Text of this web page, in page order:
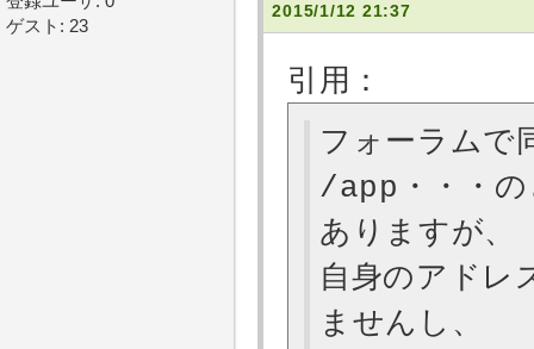
2015/1/12 21:37
引用：
フォーラムで
/app・・・の
ありますが、
自身のアドレ
ませんし、
ゲスト: 23